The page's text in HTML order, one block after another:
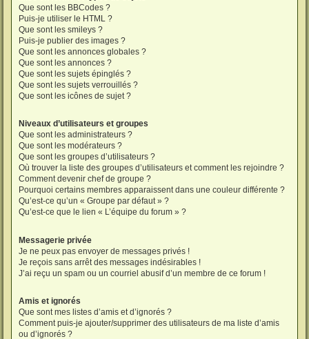
Que sont les BBCodes ?
Puis-je utiliser le HTML ?
Que sont les smileys ?
Puis-je publier des images ?
Que sont les annonces globales ?
Que sont les annonces ?
Que sont les sujets épinglés ?
Que sont les sujets verrouillés ?
Que sont les icônes de sujet ?
Niveaux d’utilisateurs et groupes
Que sont les administrateurs ?
Que sont les modérateurs ?
Que sont les groupes d’utilisateurs ?
Où trouver la liste des groupes d’utilisateurs et comment les rejoindre ?
Comment devenir chef de groupe ?
Pourquoi certains membres apparaissent dans une couleur différente ?
Qu’est-ce qu’un « Groupe par défaut » ?
Qu’est-ce que le lien « L’équipe du forum » ?
Messagerie privée
Je ne peux pas envoyer de messages privés !
Je reçois sans arrêt des messages indésirables !
J’ai reçu un spam ou un courriel abusif d’un membre de ce forum !
Amis et ignorés
Que sont mes listes d’amis et d’ignorés ?
Comment puis-je ajouter/supprimer des utilisateurs de ma liste d’amis
ou d’ignorés ?